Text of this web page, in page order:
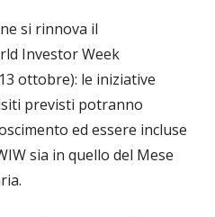
si rinnova il
Investor Week
ottobre): le iniziative
previsti potranno
ed essere incluse
sia in quello del Mese